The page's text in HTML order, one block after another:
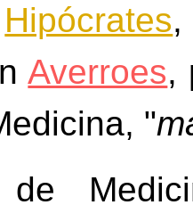
Hipócrates
Averroes,
"
de